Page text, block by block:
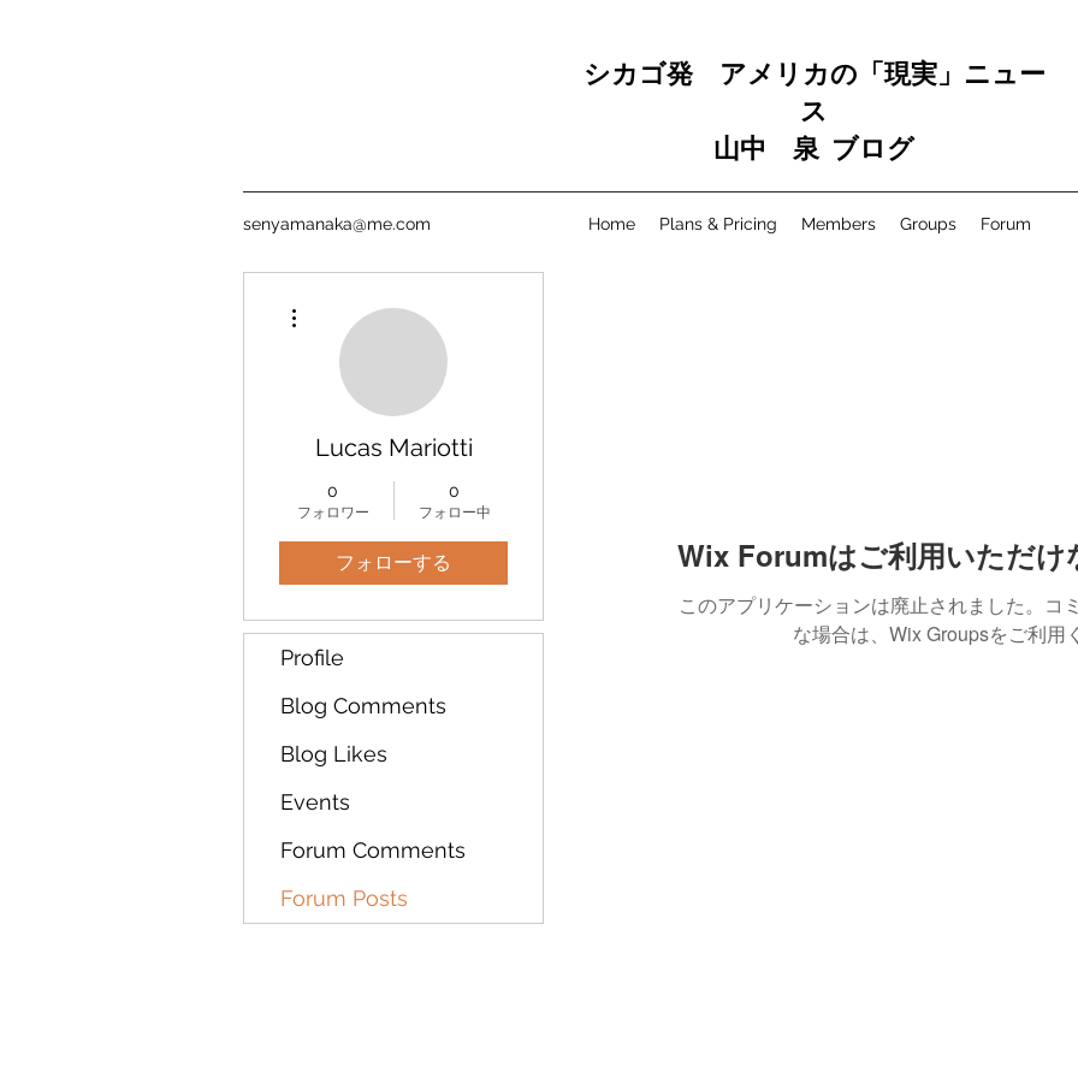
シカゴ発 アメリカの「現実」ニュー
ス
山中 泉 ブログ
senyamanaka@me.com Home Plans & Pricing Members Groups Forum
Wix Forumはご利用いただけ
このアプリケーションは廃止されました。コ
な場合は、Wix Groupsをご利用
Lucas Mariotti
0
フォロワー
0
フォロー中
フォローする
Profile
Blog Comments
Blog Likes
Events
Forum Comments
Forum Posts